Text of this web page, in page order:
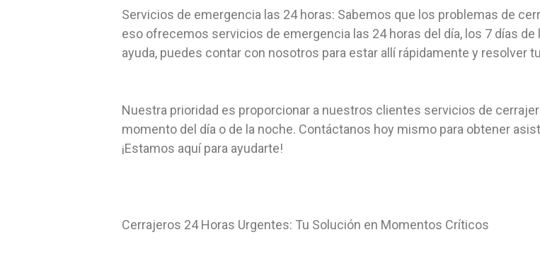
Servicios de emergencia las 24 horas: Sabemos que los problemas de
eso ofrecemos servicios de emergencia las 24 horas del día, los 7 días
ayuda, puedes contar con nosotros para estar allí rápidamente y resolver
Nuestra prioridad es proporcionar a nuestros clientes servicios de
momento del día o de la noche. Contáctanos hoy mismo para obtener
¡Estamos aquí para ayudarte!
Cerrajeros 24 Horas Urgentes: Tu Solución en Momentos Críticos